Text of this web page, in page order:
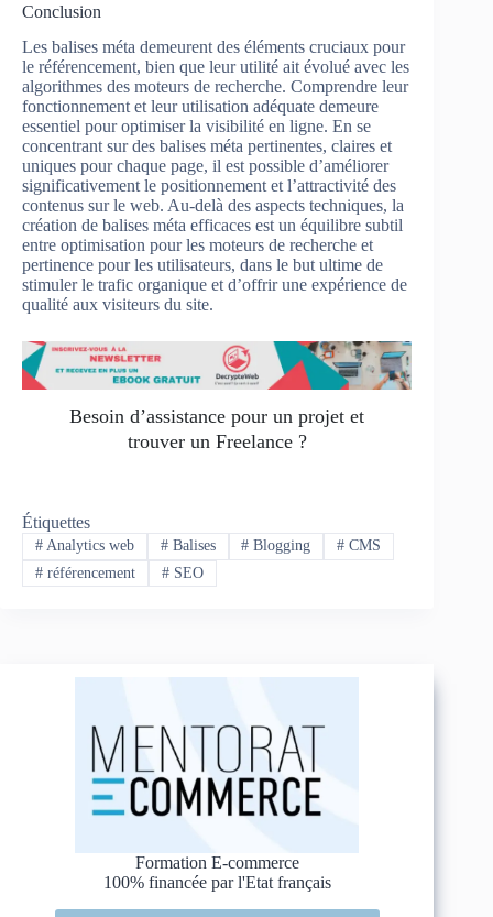
Conclusion
Les balises méta demeurent des éléments cruciaux pour
le référencement, bien que leur utilité ait évolué avec les
algorithmes des moteurs de recherche. Comprendre leur
fonctionnement et leur utilisation adéquate demeure
essentiel pour optimiser la visibilité en ligne. En se
concentrant sur des balises méta pertinentes, claires et
uniques pour chaque page, il est possible d’améliorer
significativement le positionnement et l’attractivité des
contenus sur le web. Au-delà des aspects techniques, la
création de balises méta efficaces est un équilibre subtil
entre optimisation pour les moteurs de recherche et
pertinence pour les utilisateurs, dans le but ultime de
stimuler le trafic organique et d’offrir une expérience de
qualité aux visiteurs du site.
Besoin d’assistance pour un projet et
trouver un Freelance ?
Étiquettes
#Analytics web #Balises # Blogging # CMS
#référencement #SEO
Formation E-commerce
100% financée par l'Etat français